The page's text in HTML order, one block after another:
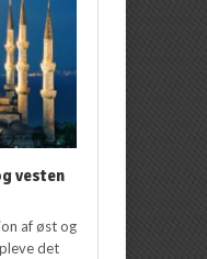
vesten
af øst og
det